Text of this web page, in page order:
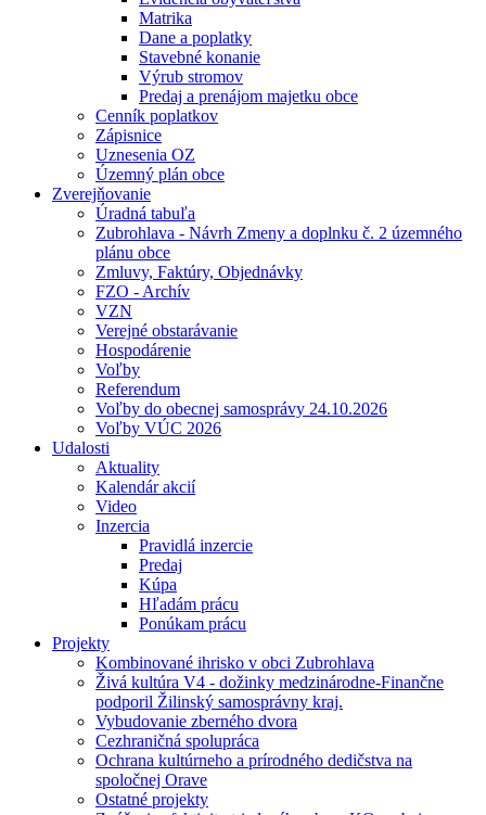
Matrika
Dane a poplatky
Stavebné konanie
Výrub stromov
Predaj a prenájom majetku obce
Cenník poplatkov
Zápisnice
Uznesenia OZ
Územný plán obce
Zverejňovanie
Úradná tabuľa
Zubrohlava - Návrh Zmeny a doplnku č. 2 územného
plánu obce
Zmluvy, Faktúry, Objednávky
FZO - Archív
VZN
Verejné obstarávanie
Hospodárenie
Voľby
Referendum
Voľby do obecnej samosprávy 24.10.2026
Voľby VÚC 2026
Udalosti
Aktuality
Kalendár akcií
Video
Inzercia
Pravidlá inzercie
Predaj
Kúpa
Hľadám prácu
Ponúkam prácu
Projekty
Kombinované ihrisko v obci Zubrohlava
Živá kultúra V4 - dožinky medzinárodne-Finančne
podporil Žilinský samosprávny kraj.
Vybudovanie zberného dvora
Cezhraničná spolupráca
Ochrana kultúrneho a prírodného dedičstva na
spoločnej Orave
Ostatné projekty